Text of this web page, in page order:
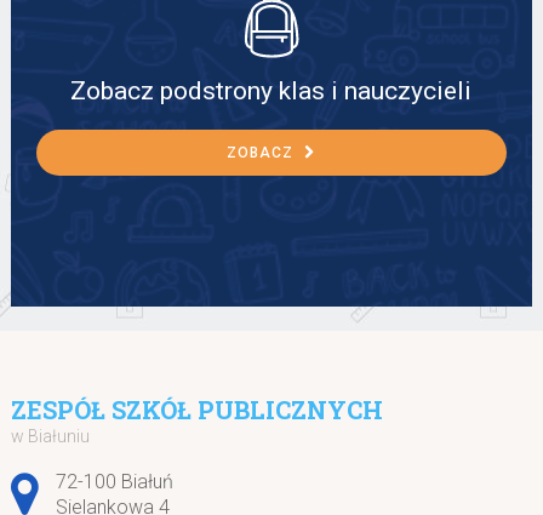
Zobacz podstrony klas i nauczycieli
ZOBACZ
ZESPÓŁ SZKÓŁ PUBLICZNYCH
w Białuniu
Adres pocztowy:
72-100 Białuń
Sielankowa 4